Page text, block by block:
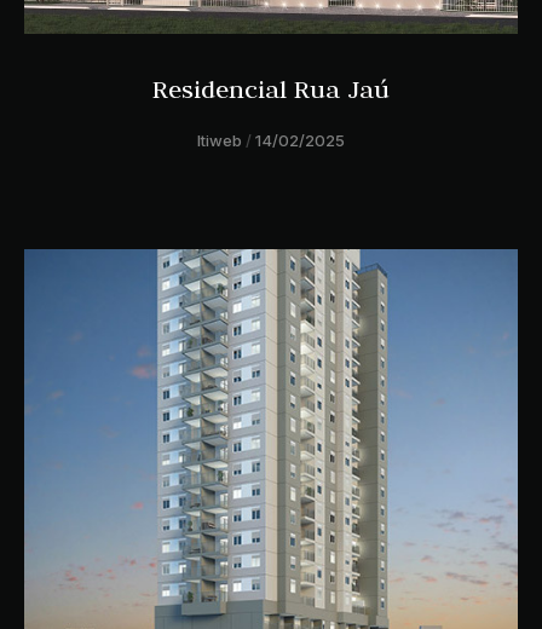
Residencial Rua Jaú
ltiweb 14/02/2025